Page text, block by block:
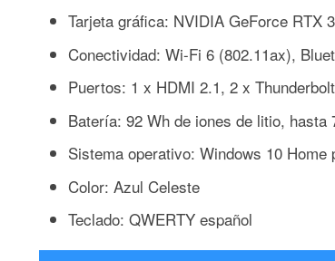
Tarjeta gráfica: NVIDIA GeForce RTX
Conectividad: Wi-Fi 6 (802.11ax),
Puertos: 1 x HDMI 2.1, 2 x
Batería: 92 Wh de iones de litio,
Sistema operativo: Windows 10 Home
Color: Azul Celeste
Teclado: QWERTY español